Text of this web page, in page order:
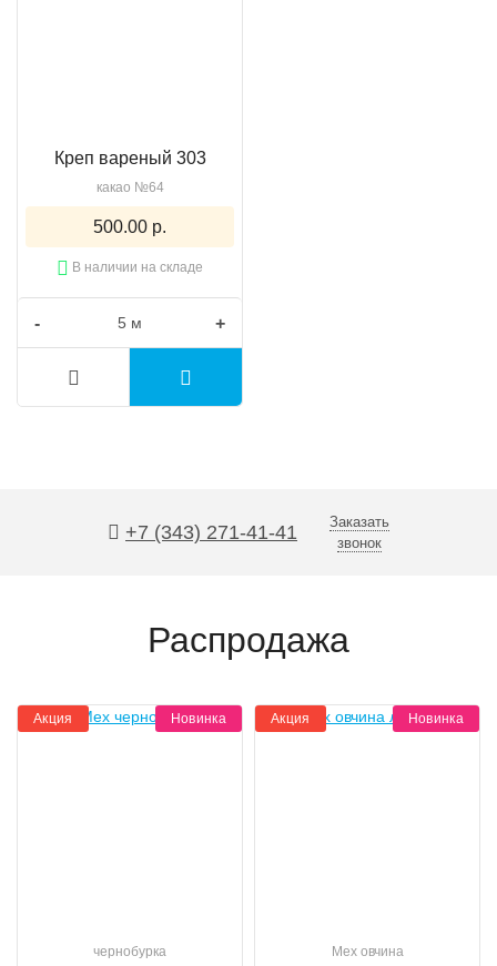
Креп вареный 303
какао №64
500.00 р.
В наличии на складе
- +
+7 (343) 271-41-41
Заказать
звонок
Распродажа
Акция Новинка
чернобурка
Акция Новинка
Мех овчина